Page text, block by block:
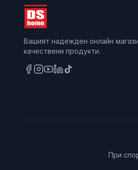
Вашият надежден онлайн
качествени продукти.
При